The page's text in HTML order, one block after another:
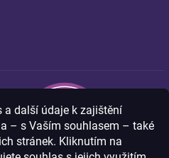
a další údaje k zajištění
– s Vaším souhlasem – také
stránek. Kliknutím na